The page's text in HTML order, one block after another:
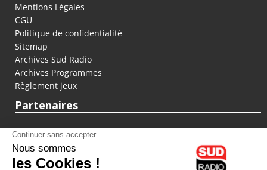
Mentions Légales
CGU
Politique de confidentialité
Sitemap
Archives Sud Radio
Archives Programmes
Règlement jeux
Partenaires
fiducial.fr
lyoncapitale.fr
olympique-et-lyonnais.com